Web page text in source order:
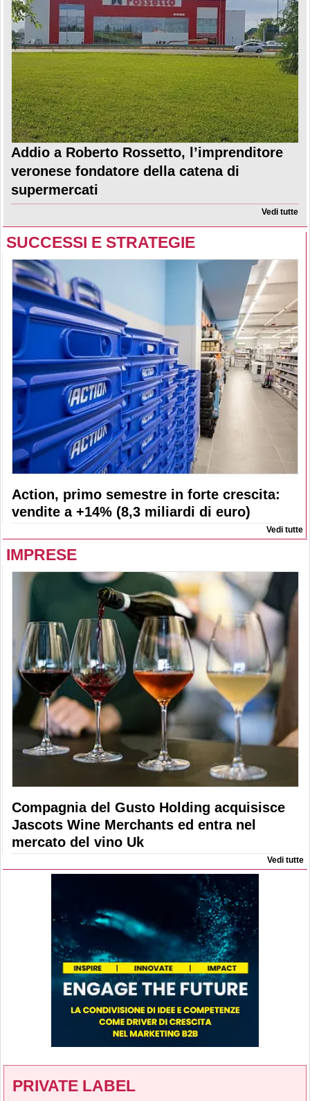
Addio a Roberto Rossetto, l’imprenditore
veronese fondatore della catena di
supermercati
Vedi tutte
SUCCESSI E STRATEGIE
Action, primo semestre in forte crescita:
vendite a +14% (8,3 miliardi di euro)
Vedi tutte
IMPRESE
Compagnia del Gusto Holding acquisisce
Jascots Wine Merchants ed entra nel
mercato del vino Uk
Vedi tutte
PRIVATE LABEL